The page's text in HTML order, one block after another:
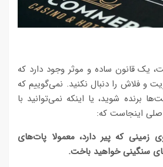
یک قانون ساده و موثر وجود دارد که
و فلاش را دنبال نکنید. نمی‌گوییم که
برنده شوید، یا اینکه نمی‌توانید با
اینجاست که:
زمینی که پیر دارد، معمولا پات‌های
سنگینی خواهید باخت.